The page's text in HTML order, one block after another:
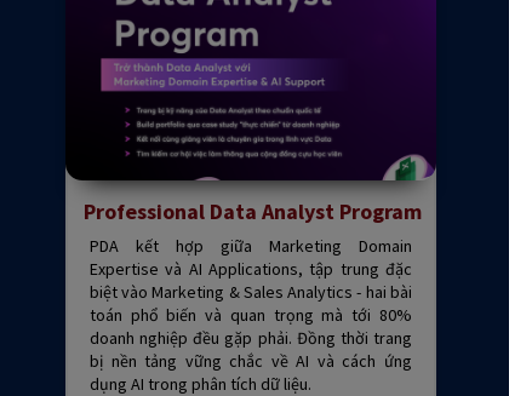
PDA kết hợp giữa Marketing Domain
Expertise và AI Applications, tập trung đặc
biệt vào Marketing & Sales Analytics - hai bài
toán phổ biến và quan trọng mà tới 80%
doanh nghiệp đều gặp phải. Đồng thời trang
bị nền tảng vững chắc về AI và cách ứng
dụng AI trong phân tích dữ liệu.
Professional Data Analyst Program